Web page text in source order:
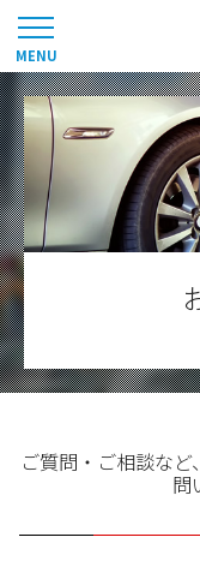
ご質問・ご相談な
問